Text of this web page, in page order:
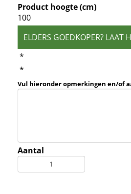
Product hoogte (cm)
100
ELDERS GOEDKOPER? LAAT
*
*
Vul hieronder opmerkingen en/of
Aantal